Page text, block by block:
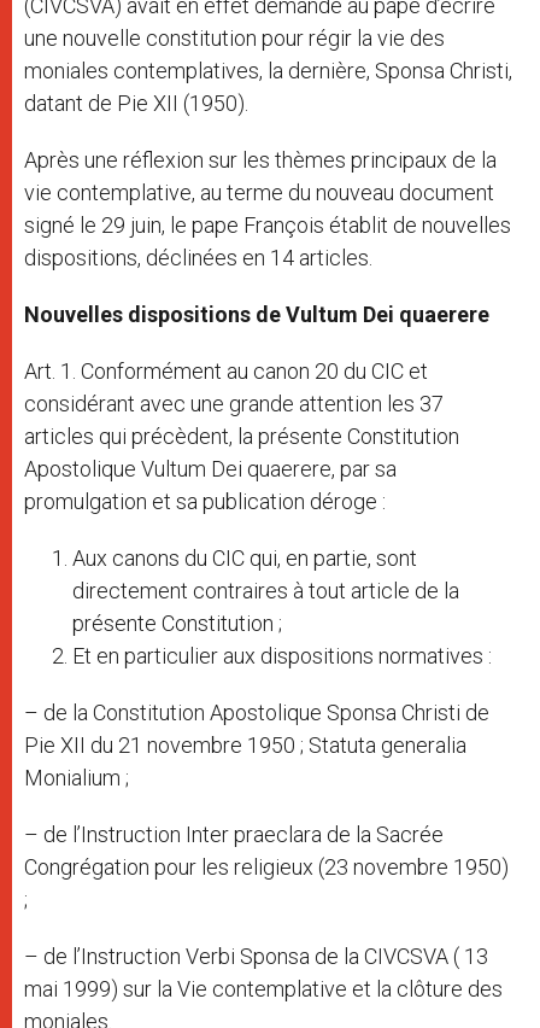
(CIVCSVA) avait en effet demandé au pape d’écrire
une nouvelle constitution pour régir la vie des
moniales contemplatives, la dernière, Sponsa Christi,
datant de Pie XII (1950).
Après une réflexion sur les thèmes principaux de la
vie contemplative, au terme du nouveau document
signé le 29 juin, le pape François établit de nouvelles
dispositions, déclinées en 14 articles.
Nouvelles dispositions de Vultum Dei quaerere
Art. 1. Conformément au canon 20 du CIC et
considérant avec une grande attention les 37
articles qui précèdent, la présente Constitution
Apostolique Vultum Dei quaerere, par sa
promulgation et sa publication déroge :
Aux canons du CIC qui, en partie, sont
directement contraires à tout article de la
présente Constitution ;
Et en particulier aux dispositions normatives :
– de la Constitution Apostolique Sponsa Christi de
Pie XII du 21 novembre 1950 ; Statuta generalia
Monialium ;
– de l’Instruction Inter praeclara de la Sacrée
Congrégation pour les religieux (23 novembre 1950)
;
– de l’Instruction Verbi Sponsa de la CIVCSVA ( 13
mai 1999) sur la Vie contemplative et la clôture des
moniales.